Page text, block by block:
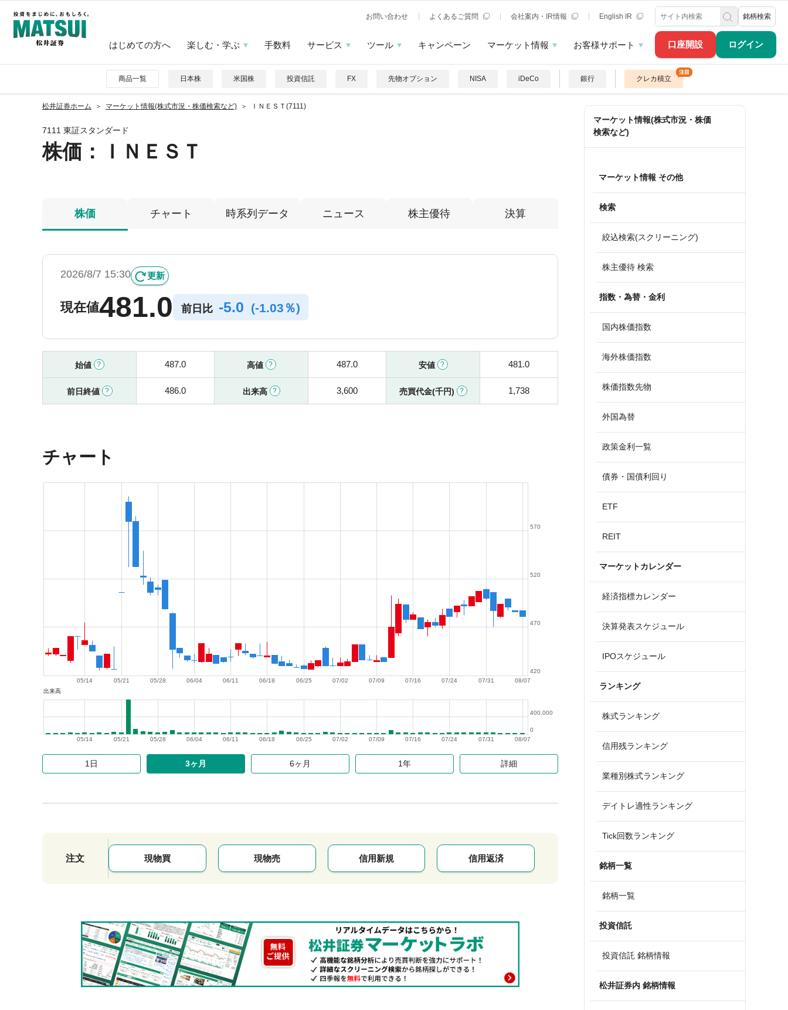
口座開設 ログイン
お問い合わせ よくあるご質問 会社案内・IR情報 English IR 銘柄検索
はじめての方へ 楽しむ・学ぶ 手数料 サービス ツール キャンペーン マーケット情報 お客様サポート
商品一覧 日本株 米国株 投資信託 FX 先物オプション NISA iDeCo 銀行 クレカ積立
松井証券ホーム マーケット情報(株式市況・株価検索など) ＩＮＥＳＴ(7111)
7111 東証スタンダード
株価 ：ＩＮＥＳＴ
株価 チャート 時系列データ ニュース 株主優待 決算
2026/8/7 15:30 更新
現在値481.0 前日比 -5.0 (-1.03％)
始値 487.0 高値 487.0 安値 481.0
前日終値 486.0 出来高 3,600 売買代金(千円) 1,738
チャート
08/07
07/31
07/24
07/16
07/09
07/02
06/25
06/18
06/11
06/04
05/28
05/21
05/14
420
470
520
570
出来高
08/07
07/31
07/24
07/16
07/09
07/02
06/25
06/18
06/11
06/04
05/28
05/21
05/14
0
400,000
1日 3ヶ月 6ヶ月 1年 詳細
注文 現物買 現物売 信用新規 信用返済
マーケット情報(株式市況・株価
検索など)
マーケット情報 その他
検索
絞込検索(スクリーニング)
株主優待 検索
指数・為替・金利
国内株価指数
海外株価指数
株価指数先物
外国為替
政策金利一覧
債券・国債利回り
ETF
REIT
マーケットカレンダー
経済指標カレンダー
決算発表スケジュール
IPOスケジュール
ランキング
株式ランキング
信用残ランキング
業種別株式ランキング
デイトレ適性ランキング
Tick回数ランキング
銘柄一覧
銘柄一覧
投資信託
投資信託 銘柄情報
松井証券内 銘柄情報